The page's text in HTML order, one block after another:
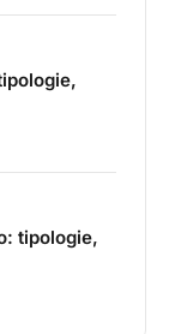
tipologie,